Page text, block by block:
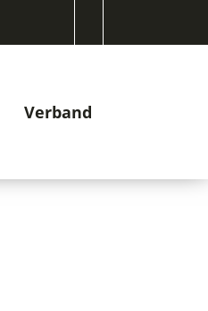
Verband